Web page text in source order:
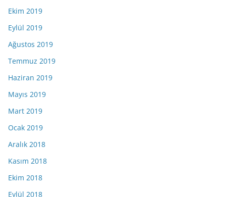
Ekim 2019
Eylül 2019
Ağustos 2019
Temmuz 2019
Haziran 2019
Mayıs 2019
Mart 2019
Ocak 2019
Aralık 2018
Kasım 2018
Ekim 2018
Eylül 2018